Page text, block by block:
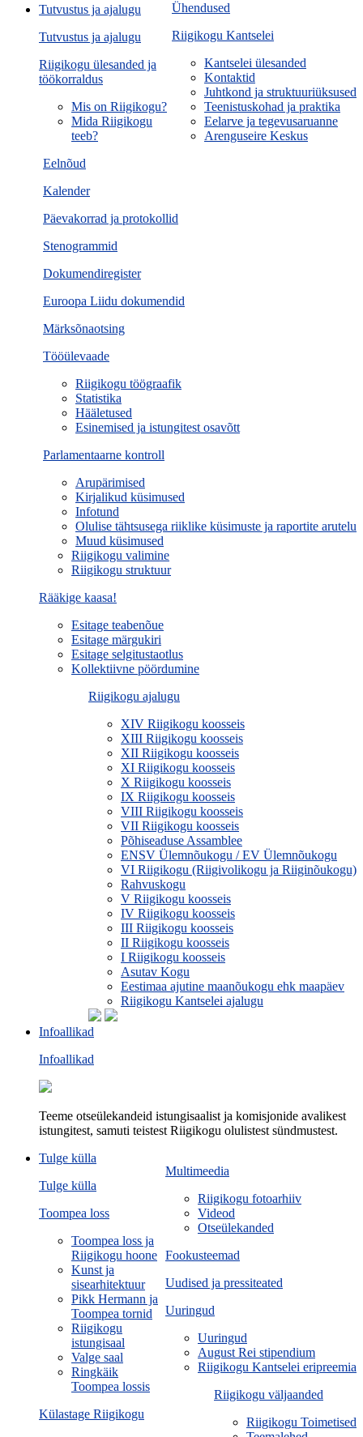
Ühendused
Riigikogu Kantselei
Kantselei ülesanded
Kontaktid
Juhtkond ja struktuuriüksused
Teenistuskohad ja praktika
Eelarve ja tegevusaruanne
Arenguseire Keskus
Eelnõud
Kalender
Päevakorrad ja protokollid
Stenogrammid
Dokumendiregister
Euroopa Liidu dokumendid
Märksõnaotsing
Tööülevaade
Riigikogu töögraafik
Statistika
Hääletused
Esinemised ja istungitest osavõtt
Parlamentaarne kontroll
Arupärimised
Kirjalikud küsimused
Infotund
Olulise tähtsusega riiklike küsimuste ja raportite arutelu
Muud küsimused
Tutvustus ja ajalugu
Tutvustus ja ajalugu
Riigikogu ülesanded ja
töökorraldus
Mis on Riigikogu?
Mida Riigikogu
teeb?
Riigikogu valimine
Riigikogu struktuur
Rääkige kaasa!
Esitage teabenõue
Esitage märgukiri
Esitage selgitustaotlus
Kollektiivne pöördumine
Riigikogu ajalugu
XIV Riigikogu koosseis
XIII Riigikogu koosseis
XII Riigikogu koosseis
XI Riigikogu koosseis
X Riigikogu koosseis
IX Riigikogu koosseis
VIII Riigikogu koosseis
VII Riigikogu koosseis
Põhiseaduse Assamblee
ENSV Ülemnõukogu / EV Ülemnõukogu
VI Riigikogu (Riigivolikogu ja Riiginõukogu)
Rahvuskogu
V Riigikogu koosseis
IV Riigikogu koosseis
III Riigikogu koosseis
II Riigikogu koosseis
I Riigikogu koosseis
Asutav Kogu
Eestimaa ajutine maanõukogu ehk maapäev
Riigikogu Kantselei ajalugu
Infoallikad
Infoallikad
Teeme otseülekandeid istungisaalist ja komisjonide avalikest
istungitest, samuti teistest Riigikogu olulistest sündmustest.
Multimeedia
Riigikogu fotoarhiiv
Videod
Otseülekanded
Fookusteemad
Uudised ja pressiteated
Uuringud
Uuringud
August Rei stipendium
Riigikogu Kantselei eripreemia
Riigikogu väljaanded
Riigikogu Toimetised
Tulge külla
Tulge külla
Toompea loss
Toompea loss ja
Riigikogu hoone
Kunst ja
sisearhitektuur
Pikk Hermann ja
Toompea tornid
Riigikogu
istungisaal
Valge saal
Ringkäik
Toompea lossis
Külastage Riigikogu